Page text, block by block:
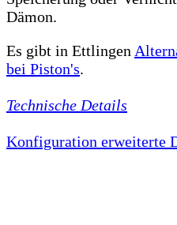
Dämon.
Es gibt in Ettlingen
bei Piston's.
Technische Details
Konfiguration erweiterte